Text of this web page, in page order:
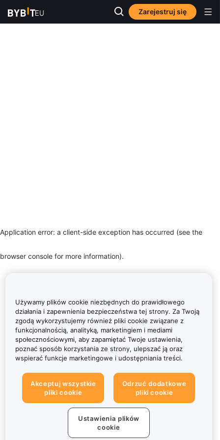
Zarejestruj się
Application error: a client-side exception has occurred (see the
browser console for more information).
Używamy plików cookie niezbędnych do prawidłowego
działania i zapewnienia bezpieczeństwa tej strony. Za Twoją
zgodą wykorzystujemy również pliki cookie związane z
funkcjonalnością, analityką, marketingiem i mediami
społecznościowymi, aby zapamiętać Twoje ustawienia,
poznać sposób korzystania ze strony, ulepszać ją oraz
wspierać funkcje marketingowe i udostępniania treści.
Akceptuj wszystkie
pliki cookie
Odrzuć dodatkowe
pliki cookie
Ustawienia plików
cookie